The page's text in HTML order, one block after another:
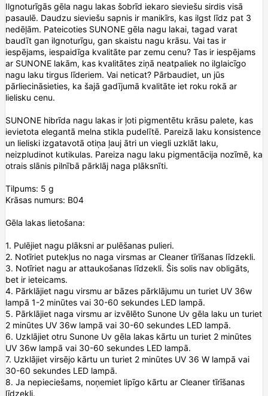
Ilgnoturīgās gēla nagu lakas šobrīd iekaro sieviešu sirdis visā
pasaulē. Daudzu sieviešu sapnis ir manikīrs, kas ilgst līdz pat 3
nedēļām. Pateicoties SUNONE gēla nagu lakai, tagad varat
baudīt gan ilgnoturīgu, gan skaistu nagu krāsu. Vai tas ir
iespējams, iespaidīga kvalitāte par zemu cenu? Tas ir iespējams
ar SUNONE lakām, kas kvalitātes ziņā neatpaliek no ilglaicīgo
nagu laku tirgus līderiem. Vai neticat? Pārbaudiet, un jūs
pārliecināsieties, ka šajā gadījumā kvalitāte iet roku rokā ar
lielisku cenu.
SUNONE hibrīda nagu lakas ir ļoti pigmentētu krāsu palete, kas
ievietota elegantā melna stikla pudelītē. Pareizā laku konsistence
un lieliski izgatavotā otiņa ļauj ātri un viegli uzklāt laku,
neizpludinot kutikulas. Pareiza nagu laku pigmentācija nozīmē, ka
otrais slānis pilnībā pārklāj naga plāksnīti.
Tilpums: 5 g
Krāsas numurs: B04
Gēla lakas lietošana:
1. Pulējiet nagu plāksni ar pulēšanas pulieri.
2. Notīriet putekļus no naga virsmas ar Cleaner tīrīšanas līdzekli.
3. Notīriet nagu ar attaukošanas līdzekli. Šis solis nav obligāts,
bet ir ieteicams.
4. Pārklājiet nagu virsmu ar bāzes pārklājumu un turiet UV 36w
lampā 1-2 minūtes vai 30-60 sekundes LED lampā.
5. Pārklājiet naga virsmu ar izvēlēto Sunone Uv gēla laku un turiet
2 minūtes UV 36w lampā vai 30-60 sekundes LED lampā.
6. Uzklājiet otru Sunone Uv gēla lakas kārtu un turiet 2 minūtes
UV 36w lampā vai 30-60 sekundes LED lampā.
7. Uzklājiet virsējo kārtu un turiet 2 minūtes UV 36 W lampā vai
30-60 sekundes LED lampā.
8. Ja nepieciešams, noņemiet lipīgo kārtu ar Cleaner tīrīšanas
līdzekli.